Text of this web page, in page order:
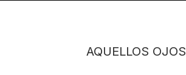
AQUELLOS OJOS